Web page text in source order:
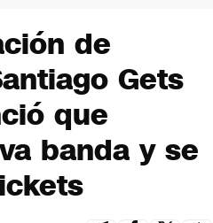
de
Gets
que
banda y se